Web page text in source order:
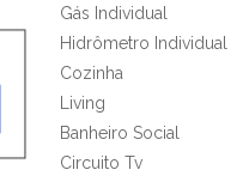
Gás Individual
Hidrômetro Individual
Cozinha
Living
Banheiro Social
Circuito Tv